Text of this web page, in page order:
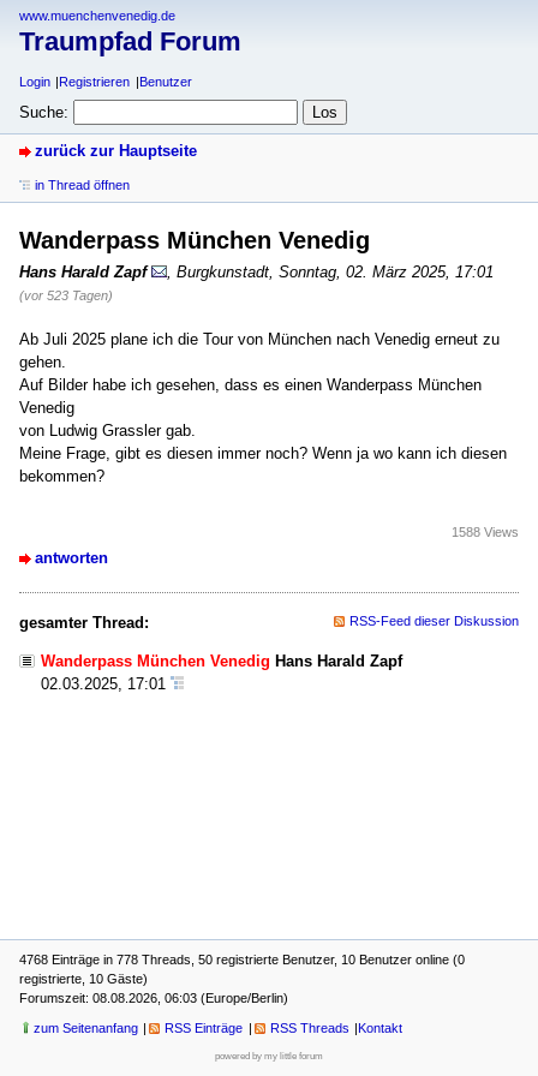
www.muenchenvenedig.de
Traumpfad Forum
Login Registrieren Benutzer
Suche:
zurück zur Hauptseite
in Thread öffnen
Wanderpass München Venedig
Hans Harald Zapf Burgkunstadt Sonntag, 02. März 2025, 17:01
(vor 523 Tagen)
Ab Juli 2025 plane ich die Tour von München nach Venedig erneut zu
gehen.
Auf Bilder habe ich gesehen, dass es einen Wanderpass München
Venedig
von Ludwig Grassler gab.
Meine Frage, gibt es diesen immer noch? Wenn ja wo kann ich diesen
bekommen?
antworten
1588 Views
gesamter Thread: RSS-Feed dieser Diskussion
Wanderpass München Venedig Hans Harald Zapf
02.03.2025, 17:01
4768 Einträge in 778 Threads, 50 registrierte Benutzer, 10 Benutzer online (0
registrierte, 10 Gäste)
Forumszeit: 08.08.2026, 06:03 (Europe/Berlin)
zum Seitenanfang RSS Einträge RSS Threads Kontakt
powered by my little forum